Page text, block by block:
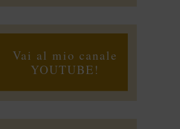
Vai al mio canale
YOUTUBE!